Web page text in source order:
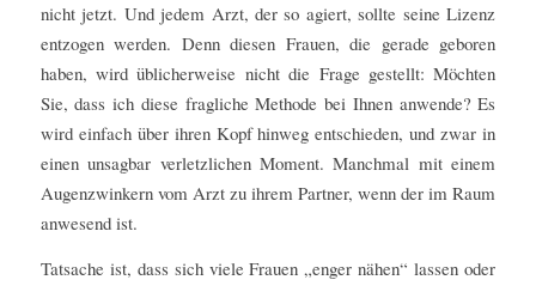
nicht jetzt. Und jedem Arzt, der so agiert, sollte seine Lizenz
entzogen werden. Denn diesen Frauen, die gerade geboren
haben, wird üblicherweise nicht die Frage gestellt: Möchten
Sie, dass ich diese fragliche Methode bei Ihnen anwende? Es
wird einfach über ihren Kopf hinweg entschieden, und zwar in
einen unsagbar verletzlichen Moment. Manchmal mit einem
Augenzwinkern vom Arzt zu ihrem Partner, wenn der im Raum
anwesend ist.
Tatsache ist, dass sich viele Frauen „enger nähen“ lassen oder